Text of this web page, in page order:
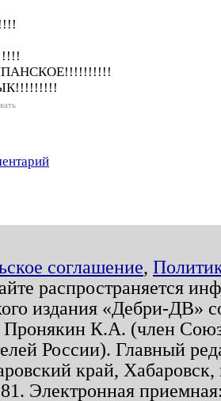
соглашение,
распространяется
издания «Дебри-ДВ»
Пронякин К.А. (член
России). Главный
край,
Электронная